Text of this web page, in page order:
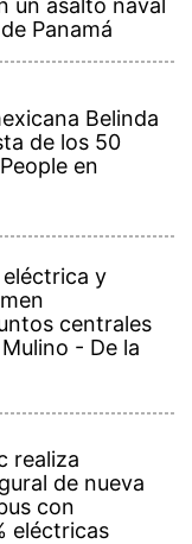
Panamá
Belinda
de los 50
en
y
centrales
- De la
realiza
de nueva
con
eléctricas